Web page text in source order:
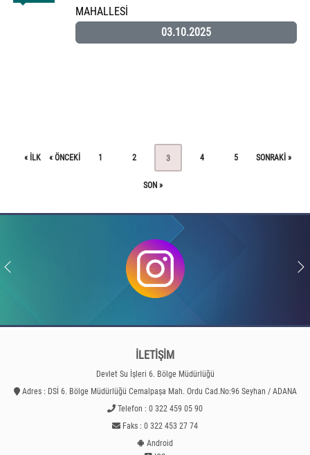
MAHALLESİ
03.10.2025
« ILK « ÖNCEKI 1 2 3 4 5 SONRAKI »
SON »
İLETİŞİM
Devlet Su İşleri 6. Bölge Müdürlüğü
Adres : DSİ 6. Bölge Müdürlüğü Cemalpaşa Mah. Ordu Cad.No:96 Seyhan / ADANA
Telefon : 0 322 459 05 90
Faks : 0 322 453 27 74
Android